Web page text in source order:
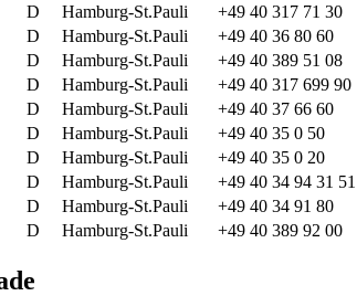
D Hamburg-St.Pauli
+49 40 317 71 30
D Hamburg-St.Pauli
+49 40 36 80 60
D Hamburg-St.Pauli
+49 40 389 51 08
D Hamburg-St.Pauli
+49 40 317 699 90
D Hamburg-St.Pauli
+49 40 37 66 60
D Hamburg-St.Pauli
+49 40 35 0 50
D Hamburg-St.Pauli
+49 40 35 0 20
D Hamburg-St.Pauli
+49 40 34 94 31 51
D Hamburg-St.Pauli
+49 40 34 91 80
D Hamburg-St.Pauli +49 40 389 92 00